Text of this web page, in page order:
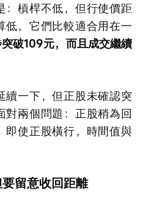
：槓桿不低，但行使價距
低。它們比較適合用在一
破109元，而且成交繼續
續一下，但正股未確認突
對兩個問題：正股稍為回
即使正股橫行，時間值與
留意收回距離